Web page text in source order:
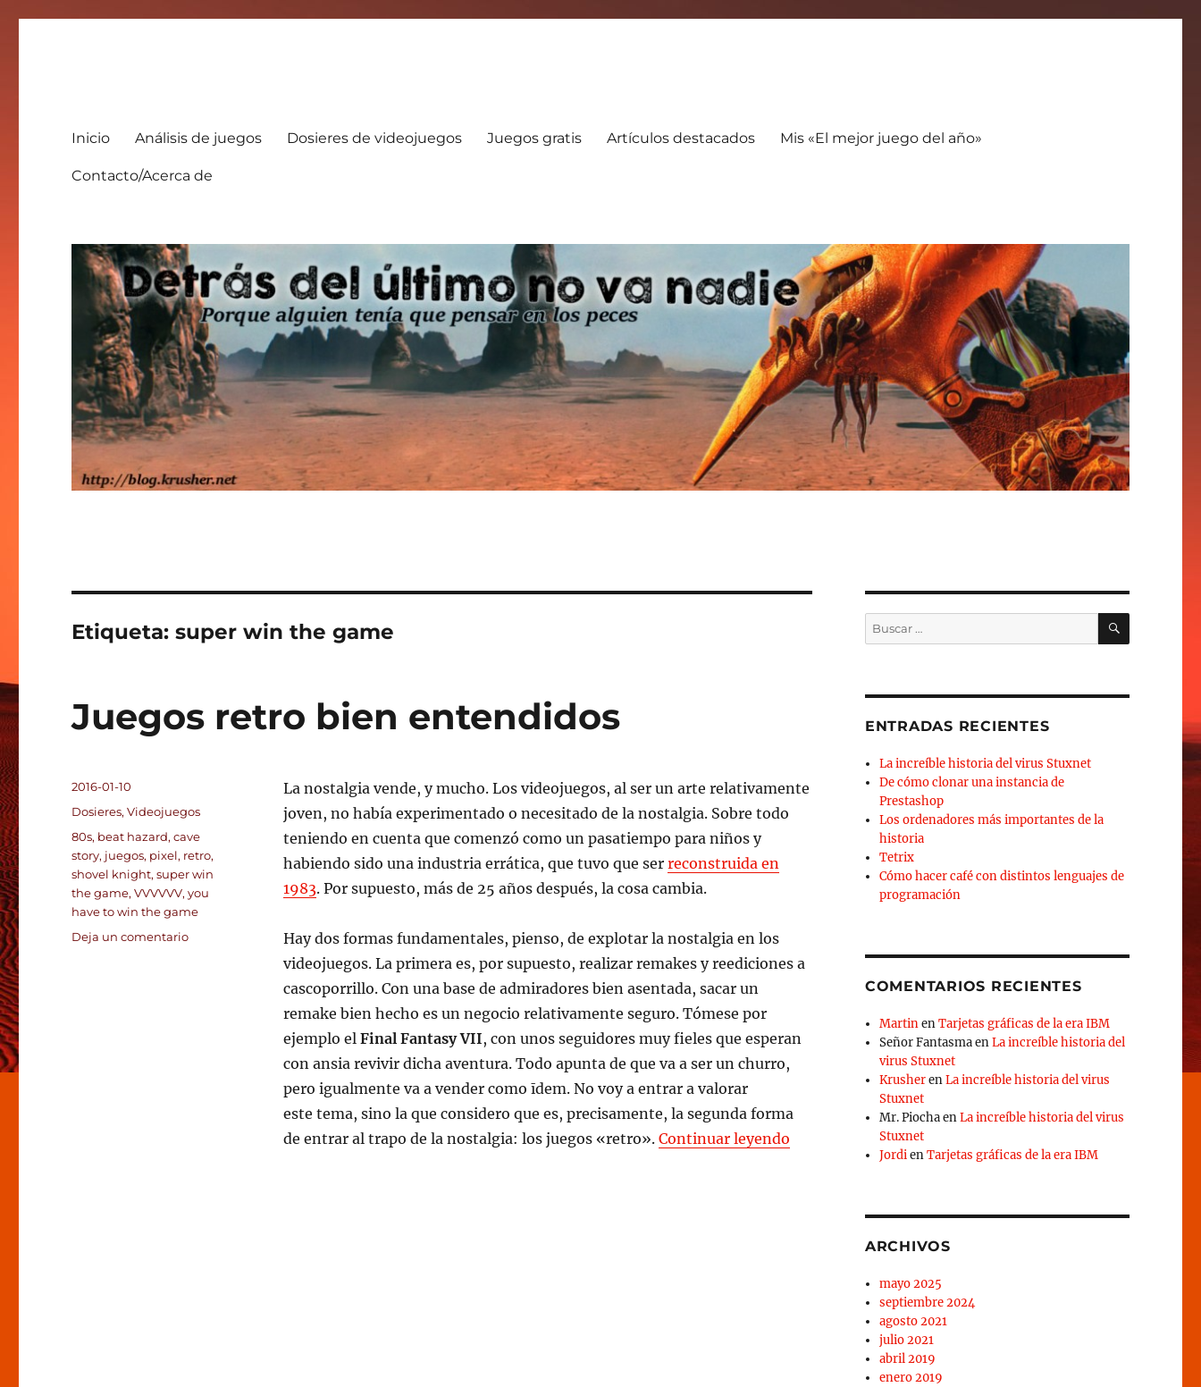
Inicio Análisis de juegos Dosieres de videojuegos Juegos gratis Artículos destacados Mis «El mejor juego del año»
Contacto/Acerca de
Etiqueta:super win the game
Juegos retro bien entendidos
La nostalgia vende, y mucho. Los videojuegos, al ser un arte relativamente
joven, no había experimentado o necesitado de la nostalgia. Sobre todo
teniendo en cuenta que comenzó como un pasatiempo para niños y
habiendo sido una industria errática, que tuvo que ser reconstruida en
1983. Por supuesto, más de 25 años después, la cosa cambia.
Hay dos formas fundamentales, pienso, de explotar la nostalgia en los
videojuegos. La primera es, por supuesto, realizar remakes y reediciones a
cascoporrillo. Con una base de admiradores bien asentada, sacar un
remake bien hecho es un negocio relativamente seguro. Tómese por
ejemplo el Final Fantasy VII, con unos seguidores muy fieles que esperan
con ansia revivir dicha aventura. Todo apunta de que va a ser un churro,
pero igualmente va a vender como īdem. No voy a entrar a valorar
este tema, sino la que considero que es, precisamente, la segunda forma
de entrar al trapo de la nostalgia: los juegos «retro». Continuar leyendo«Juegos retro bien entendidos»
Publicado
el
2016-01-10
Categorías
Dosieres,Videojuegos
Etiquetas
80s, beat hazard,cave
story, juegos, pixel, retro,
shovel knight,super win
the game,VVVVVV,you
have to win the game
Deja un comentarioen
Buscar
por:
BUSCAR
ENTRADAS RECIENTES
La increíble historia del virus Stuxnet
De cómo clonar una instancia de
Prestashop
Los ordenadores más importantes de la
historia
Tetrix
Cómo hacer café con distintos lenguajes de
programación
COMENTARIOS RECIENTES
MartinenTarjetas gráficas de la era IBM
Señor FantasmaenLa increíble historia del
virus Stuxnet
KrusherenLa increíble historia del virus
Stuxnet
Mr. PiochaenLa increíble historia del virus
Stuxnet
JordienTarjetas gráficas de la era IBM
ARCHIVOS
mayo 2025
septiembre 2024
agosto 2021
julio 2021
abril 2019
enero 2019